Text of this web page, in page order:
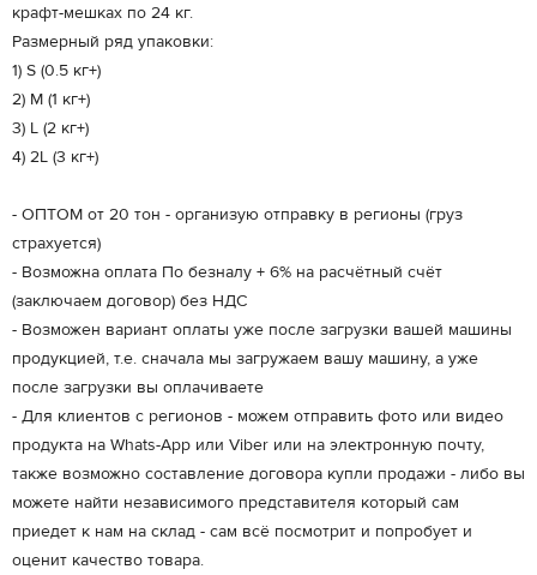
крафт-мешках по 24 кг.
Размерный ряд упаковки:
1) S (0.5 кг+)
2) M (1 кг+)
3) L (2 кг+)
4) 2L (3 кг+)
- ОПТОМ от 20 тон - организую отправку в регионы (груз
страхуется)
- Возможна оплата По безналу + 6% на расчётный счёт
(заключаем договор) без НДС
- Возможен вариант оплаты уже после загрузки вашей машины
продукцией, т.е. сначала мы загружаем вашу машину, а уже
после загрузки вы оплачиваете
- Для клиентов с регионов - можем отправить фото или видео
продукта на Whats-App или Viber или на электронную почту,
также возможно составление договора купли продажи - либо вы
можете найти независимого представителя который сам
приедет к нам на склад - сам всё посмотрит и попробует и
оценит качество товара.